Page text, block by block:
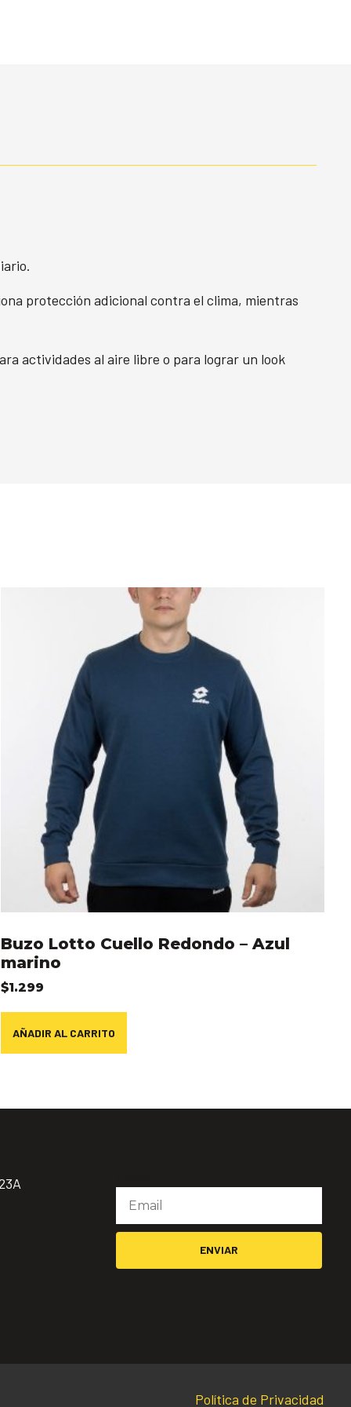
protección adicional contra el clima, mientras
actividades al aire libre o para lograr un look
Buzo Lotto Cuello Redondo – Azul
marino
$1.299
AÑADIR AL CARRITO
ENVIAR
Política de Privacidad